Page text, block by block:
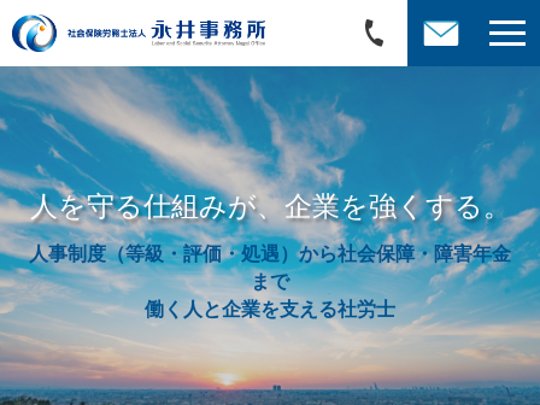
人を守る仕組みが、企業を強くする。
人事制度（等級・評価・処遇）から社会保障・障害年金
まで
働く人と企業を支える社労士